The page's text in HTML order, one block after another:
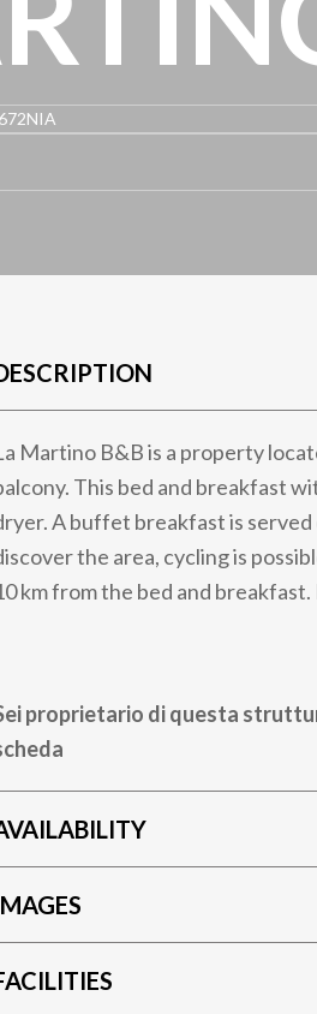
Martino B&B is a property
This bed and breakfast
A buffet breakfast is
the area, cycling is
km from the bed and
proprietario di questa